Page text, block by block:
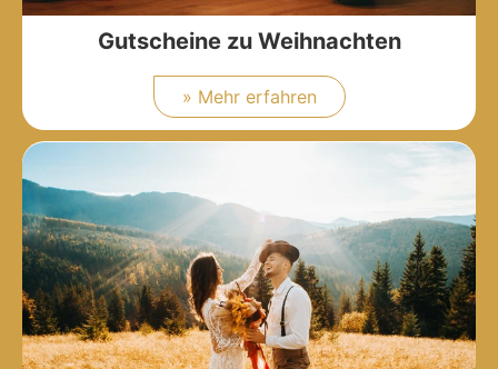
Gutscheine zu Weihnachten
» Mehr erfahren